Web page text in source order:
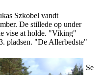
Szkobel vandt
De stillede op under
vise at holde. "Viking"
pladsen. "De Allerbedste"
Se